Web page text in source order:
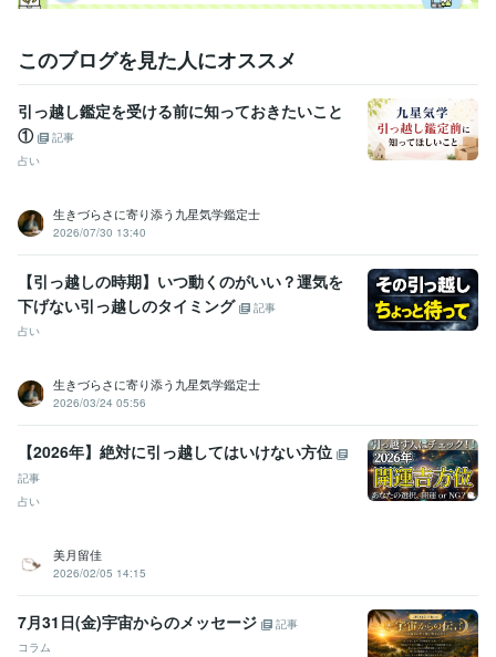
このブログを見た人にオススメ
引っ越し鑑定を受ける前に知っておきたいこと
①
記事
占い
生きづらさに寄り添う九星気学鑑定士
2026/07/30 13:40
【引っ越しの時期】いつ動くのがいい？運気を
下げない引っ越しのタイミング
記事
占い
生きづらさに寄り添う九星気学鑑定士
2026/03/24 05:56
【2026年】絶対に引っ越してはいけない方位
記事
占い
美月留佳
2026/02/05 14:15
7月31日(金)宇宙からのメッセージ
記事
コラム